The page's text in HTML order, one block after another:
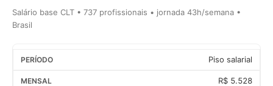
Salário base CLT • 737 profissionais • jornada 43h/semana •
Brasil
Piso salarial
R$ 5.528